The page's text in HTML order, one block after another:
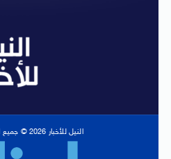
النيل للأخبار 2026 © جميع الحقوق محفوظة.